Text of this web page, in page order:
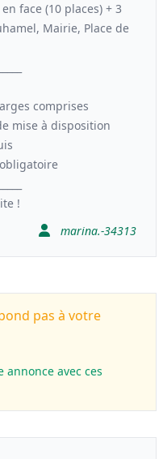
face (10 places) + 3
Mairie, Place de
comprises
mise à disposition
!
marina.-34313
pas à votre
avec ces